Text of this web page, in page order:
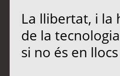
La llibertat, i la
de la
si no és en